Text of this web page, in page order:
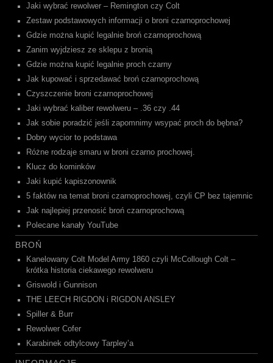
Jaki wybrać rewolwer – Remington czy Colt
Zestaw podstawowych informacji o broni czarnoprochowej
Gdzie można kupić legalnie broń czarnoprochową
Zanim wyjdziesz ze sklepu z bronią
Gdzie można kupić legalnie proch czarny
Jak kupować i sprzedawać broń czarnoprochową
Czyszczenie broni czarnoprochowej
Jaki wybrać kaliber rewolweru – .36 czy .44
Jak sobie poradzić jeśli zapomnimy wsypać proch do bębna?
Dobry wycior to podstawa
Różne rodzaje smaru w broni czarno prochowej.
Klucz do kominków
Jaki kupić kapiszonownik
5 faktów na temat broni czarnoprochowej, czyli CP bez tajemnic
Jak najlepiej przenosić broń czarnoprochową
Polecane kanały YouTube
BROŃ
Kanelowany Colt Model Army 1860 czyli McCollough Colt –
krótka historia ciekawego rewolweru
Griswold i Gunnison
THE LEECH RIGDON i RIGDON ANSLEY
Spiller & Burr
Rewolwer Cofer
Karabinek odtylcowy Tarpley’a